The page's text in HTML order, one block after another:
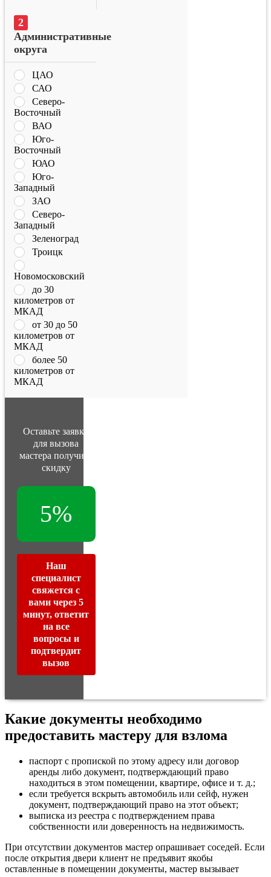
Административные
округа
ЦАО
САО
Северо-
Восточный
ВАО
Юго-
Восточный
ЮАО
Юго-
Западный
ЗАО
Северо-
Западный
Зеленоград
Троицк
Новомосковский
до 30
километров от
МКАД
от 30 до 50
километров от
МКАД
более 50
километров от
МКАД
Оставьте заявку
для вызова
мастера получите
скидку
5%
Наш
специалист
свяжется с
вами через 5
минут, ответит
на все
вопросы и
подтвердит
вызов
Какие документы необходимо
предоставить мастеру для взлома
паспорт с пропиской по этому адресу или договор
аренды либо документ, подтверждающий право
находиться в этом помещении, квартире, офисе и т. д.;
если требуется вскрыть автомобиль или сейф, нужен
документ, подтверждающий право на этот объект;
выписка из реестра с подтверждением права
собственности или доверенность на недвижимость.
При отсутствии документов мастер опрашивает соседей. Если
после открытия двери клиент не предъявит якобы
оставленные в помещении документы, мастер вызывает